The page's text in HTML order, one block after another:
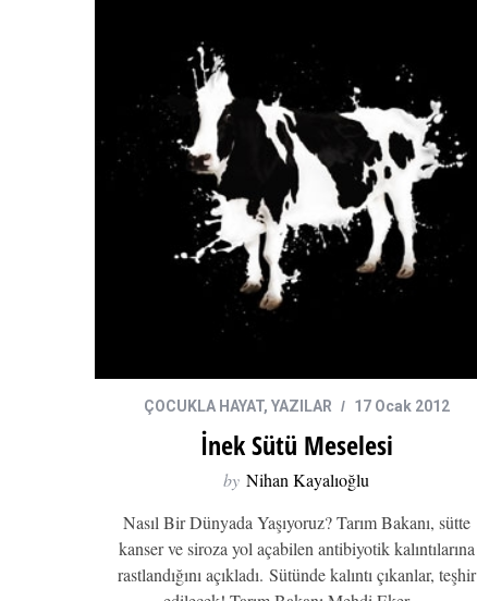
ÇOCUKLA HAYAT, YAZILAR 17 Ocak 2012
İnek Sütü Meselesi
by Nihan Kayalıoğlu
Nasıl Bir Dünyada Yaşıyoruz? Tarım Bakanı, sütte
kanser ve siroza yol açabilen antibiyotik kalıntılarına
rastlandığını açıkladı. Sütünde kalıntı çıkanlar, teşhir